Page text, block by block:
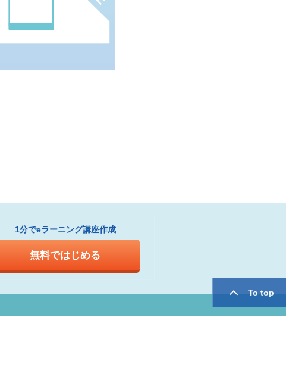
To top
1分でeラーニング講座作成
無料ではじめる